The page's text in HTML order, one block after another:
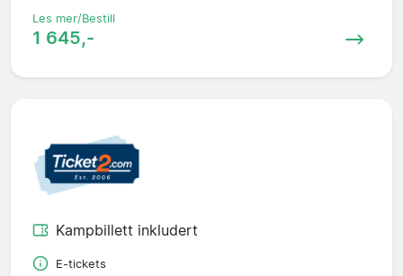
Les mer/Bestill
1 645,-
Kampbillett inkludert
E-tickets